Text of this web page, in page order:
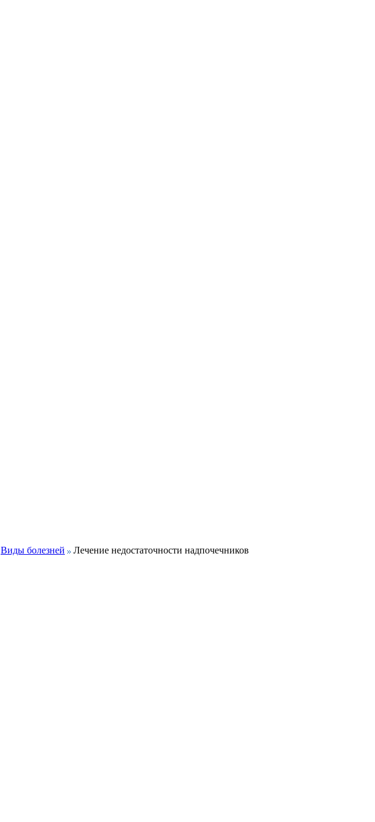
Виды болезней
Лечение недостаточности надпочечников